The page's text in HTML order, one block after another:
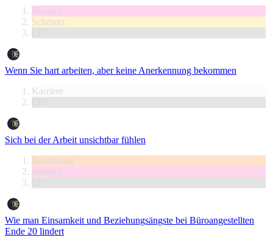
Versuch
Schmerz
Wenn Sie hart arbeiten, aber keine Anerkennung bekommen
Karriere
Sich bei der Arbeit unsichtbar fühlen
Beziehung
Versuch
Wie man Einsamkeit und Beziehungsängste bei Büroangestellten
Ende 20 lindert